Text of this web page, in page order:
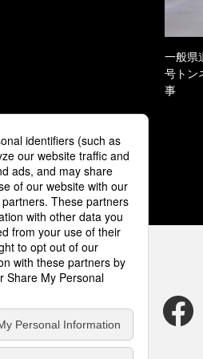
一般県
号トン
事